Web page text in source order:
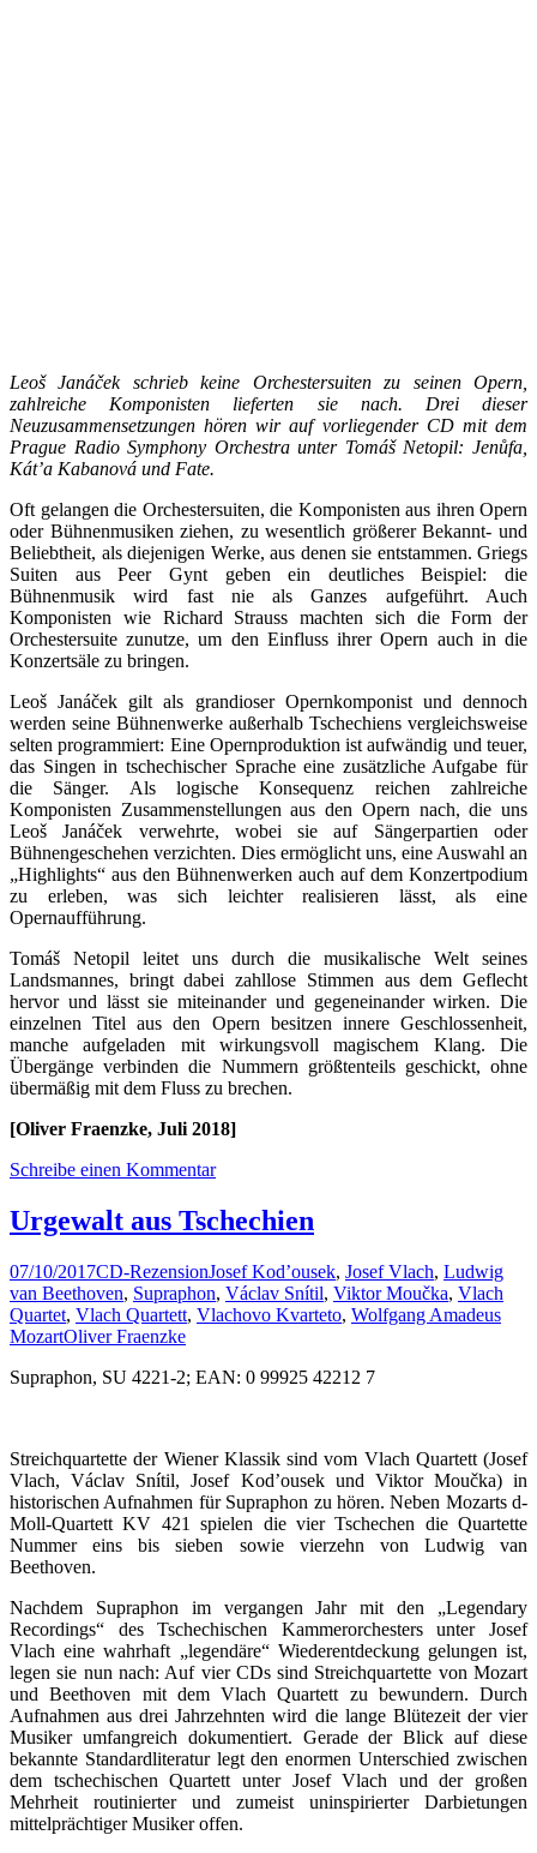
Leoš Janáček schrieb keine Orchestersuiten zu seinen Opern,
zahlreiche Komponisten lieferten sie nach. Drei dieser
Neuzusammensetzungen hören wir auf vorliegender CD mit dem
Prague Radio Symphony Orchestra unter Tomáš Netopil:Jenůfa,
Kát’a Kabanová und Fate.
Oft gelangen die Orchestersuiten, die Komponisten aus ihren Opern
oder Bühnenmusiken ziehen, zu wesentlich größerer Bekannt- und
Beliebtheit, als diejenigen Werke, aus denen sie entstammen. Griegs
Suiten aus Peer Gynt geben ein deutliches Beispiel: die
Bühnenmusik wird fast nie als Ganzes aufgeführt. Auch
Komponisten wie Richard Strauss machten sich die Form der
Orchestersuite zunutze, um den Einfluss ihrer Opern auch in die
Konzertsäle zu bringen.
Leoš Janáček gilt als grandioser Opernkomponist und dennoch
werden seine Bühnenwerke außerhalb Tschechiens vergleichsweise
selten programmiert: Eine Opernproduktion ist aufwändig und teuer,
das Singen in tschechischer Sprache eine zusätzliche Aufgabe für
die Sänger. Als logische Konsequenz reichen zahlreiche
Komponisten Zusammenstellungen aus den Opern nach, die uns
Leoš Janáček verwehrte, wobei sie auf Sängerpartien oder
Bühnengeschehen verzichten. Dies ermöglicht uns, eine Auswahl an
„Highlights“ aus den Bühnenwerken auch auf dem Konzertpodium
zu erleben, was sich leichter realisieren lässt, als eine
Opernaufführung.
Tomáš Netopil leitet uns durch die musikalische Welt seines
Landsmannes, bringt dabei zahllose Stimmen aus dem Geflecht
hervor und lässt sie miteinander und gegeneinander wirken. Die
einzelnen Titel aus den Opern besitzen innere Geschlossenheit,
manche aufgeladen mit wirkungsvoll magischem Klang. Die
Übergänge verbinden die Nummern größtenteils geschickt, ohne
übermäßig mit dem Fluss zu brechen.
[Oliver Fraenzke, Juli 2018]
Schreibe einen Kommentar
Urgewalt aus Tschechien
07/10/2017CD-RezensionJosef Kod’ousek, Josef Vlach, Ludwig
van Beethoven, Supraphon, Václav Snítil, Viktor Moučka, Vlach
Quartet, Vlach Quartett, Vlachovo Kvarteto, Wolfgang Amadeus
MozartOliver Fraenzke
Supraphon, SU 4221-2; EAN: 0 99925 42212 7
Streichquartette der Wiener Klassik sind vom Vlach Quartett (Josef
Vlach, Václav Snítil, Josef Kod’ousek und Viktor Moučka) in
historischen Aufnahmen für Supraphon zu hören. Neben Mozarts d-
Moll-Quartett KV 421 spielen die vier Tschechen die Quartette
Nummer eins bis sieben sowie vierzehn von Ludwig van
Beethoven.
Nachdem Supraphon im vergangen Jahr mit den „Legendary
Recordings“ des Tschechischen Kammerorchesters unter Josef
Vlach eine wahrhaft „legendäre“ Wiederentdeckung gelungen ist,
legen sie nun nach: Auf vier CDs sind Streichquartette von Mozart
und Beethoven mit dem Vlach Quartett zu bewundern. Durch
Aufnahmen aus drei Jahrzehnten wird die lange Blütezeit der vier
Musiker umfangreich dokumentiert. Gerade der Blick auf diese
bekannte Standardliteratur legt den enormen Unterschied zwischen
dem tschechischen Quartett unter Josef Vlach und der großen
Mehrheit routinierter und zumeist uninspirierter Darbietungen
mittelprächtiger Musiker offen.